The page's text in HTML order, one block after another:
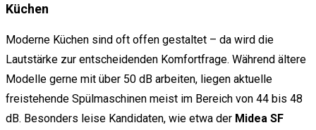
Küchen
Moderne Küchen sind oft offen gestaltet – da wird die
Lautstärke zur entscheidenden Komfortfrage. Während ältere
Modelle gerne mit über 50 dB arbeiten, liegen aktuelle
freistehende Spülmaschinen meist im Bereich von 44 bis 48
dB. Besonders leise Kandidaten, wie etwa der Midea SF